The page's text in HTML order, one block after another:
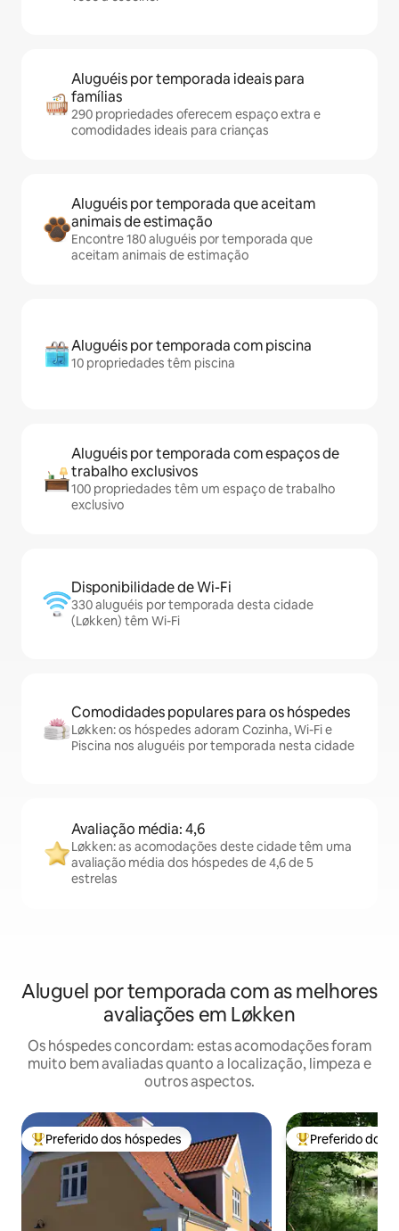
Aluguéis por temporada ideais para
famílias
290 propriedades oferecem espaço extra e
comodidades ideais para crianças
Aluguéis por temporada que aceitam
animais de estimação
Encontre 180 aluguéis por temporada que
aceitam animais de estimação
Aluguéis por temporada com piscina
10 propriedades têm piscina
Aluguéis por temporada com espaços de
trabalho exclusivos
100 propriedades têm um espaço de trabalho
exclusivo
Disponibilidade de Wi-Fi
330 aluguéis por temporada desta cidade
(Løkken) têm Wi-Fi
Comodidades populares para os hóspedes
Løkken: os hóspedes adoram Cozinha, Wi-Fi e
Piscina nos aluguéis por temporada nesta cidade
Avaliação média: 4,6
Løkken: as acomodações deste cidade têm uma
avaliação média dos hóspedes de 4,6 de 5
estrelas
Aluguel por temporada com as melhores
avaliações em Løkken
Os hóspedes concordam: estas acomodações foram
muito bem avaliadas quanto a localização, limpeza e
outros aspectos.
Entre os melhores preferidos dos hóspedes
Preferido dos hóspedes Entre os
Preferido dos